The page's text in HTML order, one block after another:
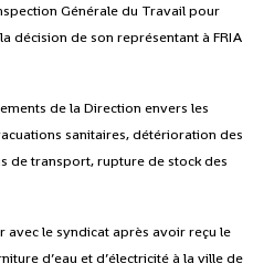
Générale du Travail pour
décision de son représentant à FRIA
de la Direction envers les
sanitaires, détérioration des
de transport, rupture de stock des
avec le syndicat après avoir reçu le
d’eau et d’électricité à la ville de